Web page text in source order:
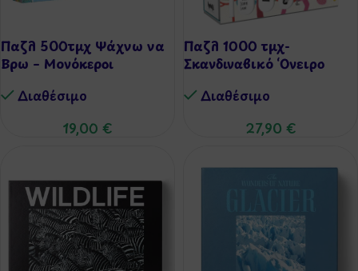
Παζλ 500τμχ Ψάχνω να
Βρω – Μονόκεροι
Διαθέσιμo
19,00 €
Παζλ 1000 τμχ-
Σκανδιναβικό ‘Ονειρο
Διαθέσιμo
27,90 €